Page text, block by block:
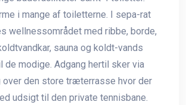
i mange af toiletterne. I sepa-rat
wellnessområdet med ribbe, borde,
sauna og koldt-vands
de modige. Adgang hertil sker via
over den store træterrasse hvor der
udsigt til den private tennisbane.